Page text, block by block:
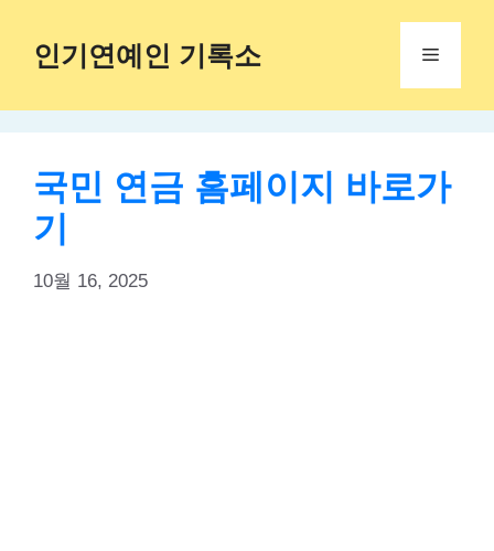
content
인기연예인 기록소 Menu
국민 연금 홈페이지 바로가
기
10월 16, 2025